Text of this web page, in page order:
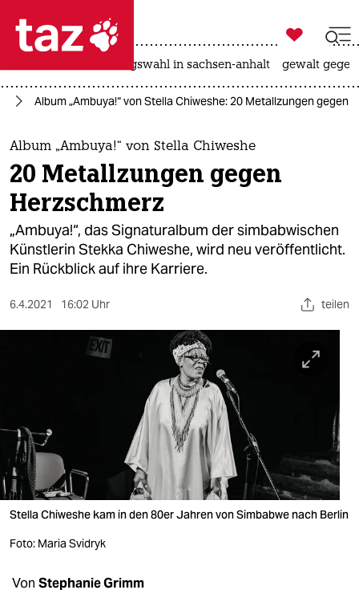
 taz zahl ich
taz zahl ich
themen
politik
öko
gesellschaft
sport
wahrheit
verlag
verlag

taz zahl ich
landtagswahl in sachsen-anhalt gewalt
Album „Ambuya!“ von Stella Chiweshe: 20 Metallzungen gegen
Album „Ambuya!“ von Stella Chiweshe
20 Metallzungen gegen
Herzschmerz
„Ambuya!“, das Signaturalbum der simbabwischen
Künstlerin Stekka Chiweshe, wird neu veröffentlicht.
Ein Rückblick auf ihre Karriere.
6.4.2021 16:02 Uhr teilen
Stella Chiweshe kam in den 80er Jahren von Simbabwe nach Berlin
Foto: Maria Svidryk
Von Stephanie Grimm